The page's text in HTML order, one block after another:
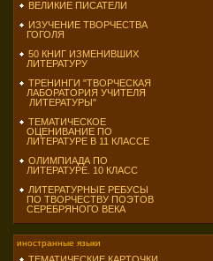
ВЕЛИКИЕ ПИСАТЕЛИ
ИЗУЧЕНИЕ ТВОРЧЕСТВА
ГОГОЛЯ
50 КНИГ ИЗМЕНИВШИХ
ЛИТЕРАТУРУ
ТРЕНИНГИ "ТВОРЧЕСКАЯ
ЛАБОРАТОРИЯ УЧИТЕЛЯ
ЛИТЕРАТУРЫ"
ТЕМАТИЧЕСКОЕ
ОЦЕНИВАНИЕ ПО
ЛИТЕРАТУРЕ В 11 КЛАССЕ
ОЛИМПИАДА ПО
ЛИТЕРАТУРЕ. 10 КЛАСС
ЛИТЕРАТУРНЫЕ РЕБУСЫ
ПО ТВОРЧЕСТВУ ПОЭТОВ
СЕРЕБРЯНОГО ВЕКА
иностранные языки